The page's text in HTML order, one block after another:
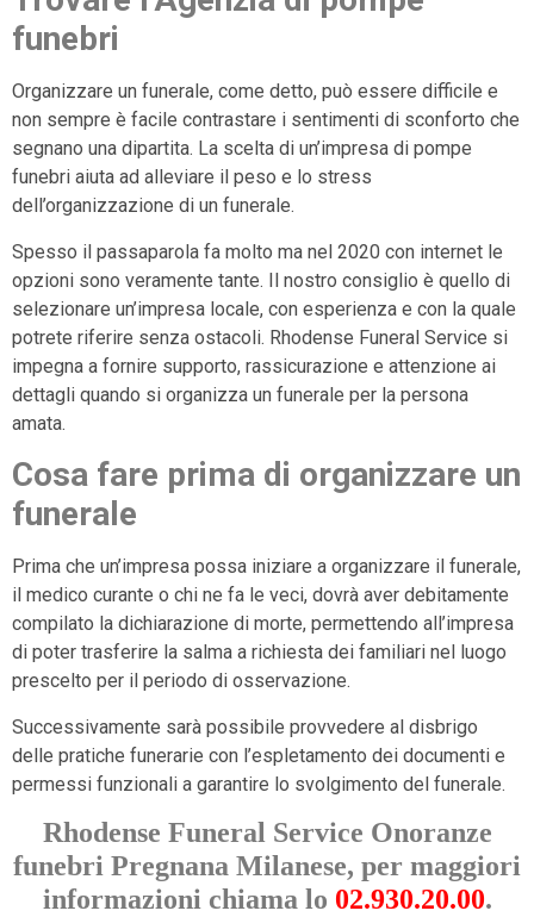
funebri
Organizzare un funerale, come detto, può essere difficile e
non sempre è facile contrastare i sentimenti di sconforto che
segnano una dipartita. La scelta di un’impresa di pompe
funebri aiuta ad alleviare il peso e lo stress
dell’organizzazione di un funerale.
Spesso il passaparola fa molto ma nel 2020 con internet le
opzioni sono veramente tante. Il nostro consiglio è quello di
selezionare un’impresa locale, con esperienza e con la quale
potrete riferire senza ostacoli. Rhodense Funeral Service si
impegna a fornire supporto, rassicurazione e attenzione ai
dettagli quando si organizza un funerale per la persona
amata.
Cosa fare prima di organizzare un
funerale
Prima che un’impresa possa iniziare a organizzare il funerale,
il medico curante o chi ne fa le veci, dovrà aver debitamente
compilato la dichiarazione di morte, permettendo all’impresa
di poter trasferire la salma a richiesta dei familiari nel luogo
prescelto per il periodo di osservazione.
Successivamente sarà possibile provvedere al disbrigo
delle pratiche funerarie con l’espletamento dei documenti e
permessi funzionali a garantire lo svolgimento del funerale.
Rhodense Funeral Service Onoranze
funebri Pregnana Milanese, per maggiori
informazioni chiama lo 02.930.20.00.